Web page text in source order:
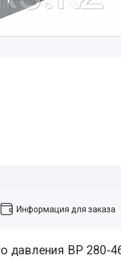
Информация для заказа
давления ВР 280-